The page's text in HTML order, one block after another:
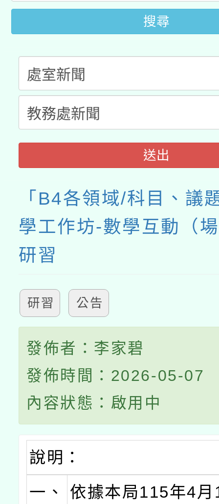
開 智慧啟航」搜尋
送出
「B4各領域/科目、議
學工作坊-數學互動（
研習
研習 公告
發佈者：李家碧
發佈時間：2026-05-07
內容狀態：啟用中
說明：
一、
依據本局115年4